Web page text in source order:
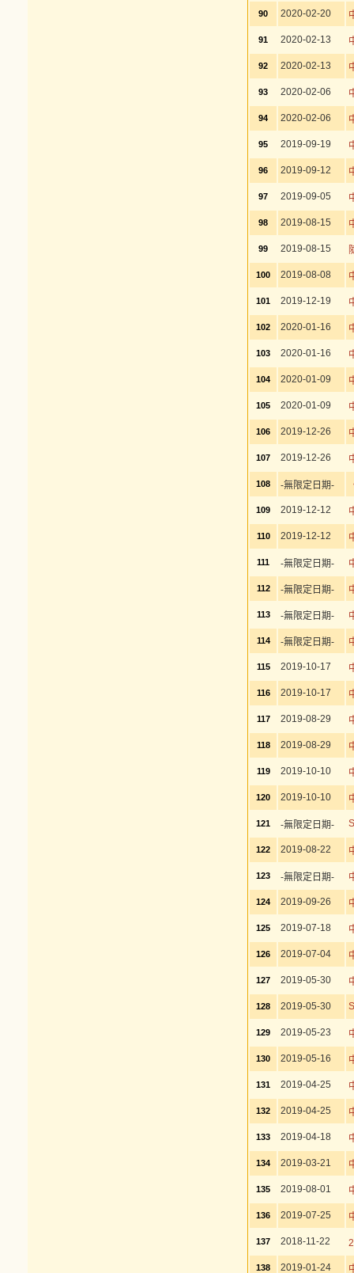
90 2020-02-20
91 2020-02-13
92 2020-02-13
93 2020-02-06
94 2020-02-06
95 2019-09-19
96 2019-09-12
97 2019-09-05
98 2019-08-15
99 2019-08-15
100 2019-08-08
101 2019-12-19
102 2020-01-16
103 2020-01-16
104 2020-01-09
105 2020-01-09
106 2019-12-26
107 2019-12-26
108 -無限定日期-
109 2019-12-12
110 2019-12-12
111 -無限定日期-
112 -無限定日期-
113 -無限定日期-
114 -無限定日期-
115 2019-10-17
116 2019-10-17
117 2019-08-29
118 2019-08-29
119 2019-10-10
120 2019-10-10
121 -無限定日期-
122 2019-08-22
123 -無限定日期-
124 2019-09-26
125 2019-07-18
126 2019-07-04
127 2019-05-30
128 2019-05-30
129 2019-05-23
130 2019-05-16
131 2019-04-25
132 2019-04-25
133 2019-04-18
134 2019-03-21
135 2019-08-01
136 2019-07-25
137 2018-11-22
138 2019-01-24